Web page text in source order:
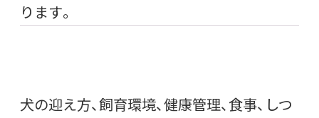
ります。
犬の迎え方、飼育環境、健康管理、食事、しつ